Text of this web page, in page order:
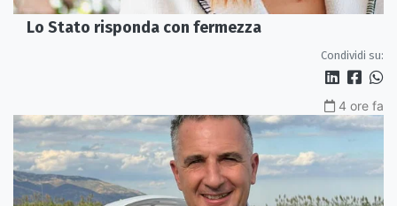
Lo Stato risponda con fermezza
Condividi su:
4 ore fa